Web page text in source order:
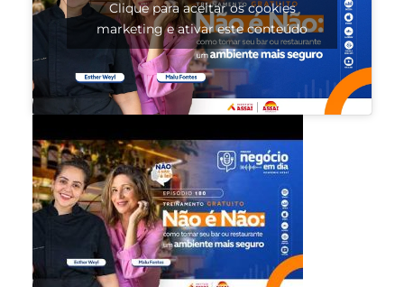
Clique para aceitar os cookies
marketing e ativar este conteúdo